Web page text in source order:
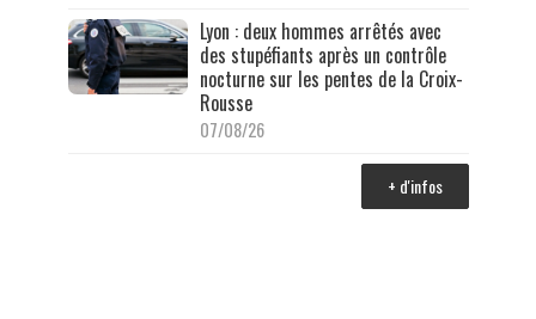
Lyon : deux hommes arrêtés avec
des stupéfiants après un contrôle
nocturne sur les pentes de la Croix-
Rousse
07/08/26
+ d'infos